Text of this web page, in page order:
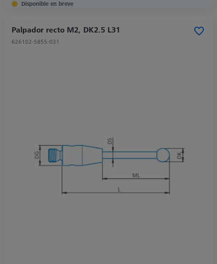
Disponible en breve
Palpador recto M2, DK2.5 L31
626102-5855-031